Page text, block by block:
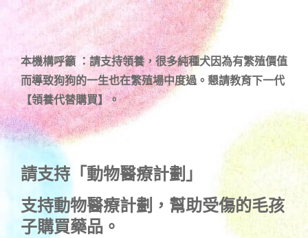
本機構呼籲 ：請支持領養，很多純種犬因為有繁殖價值
而導致狗狗的一生也在繁殖場中度過。懇請教育下一代
【領養代替購買】。
請支持「動物醫療計劃」
支持動物醫療計劃 ，幫助受傷的毛孩
子購買藥品。